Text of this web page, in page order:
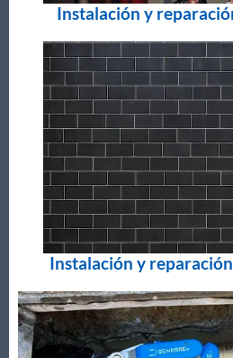
Instalación y
Instalación y